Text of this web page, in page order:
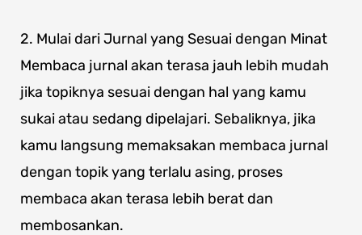
2. Mulai dari Jurnal yang Sesuai dengan Minat
Membaca jurnal akan terasa jauh lebih mudah
jika topiknya sesuai dengan hal yang kamu
sukai atau sedang dipelajari. Sebaliknya, jika
kamu langsung memaksakan membaca jurnal
dengan topik yang terlalu asing, proses
membaca akan terasa lebih berat dan
membosankan.